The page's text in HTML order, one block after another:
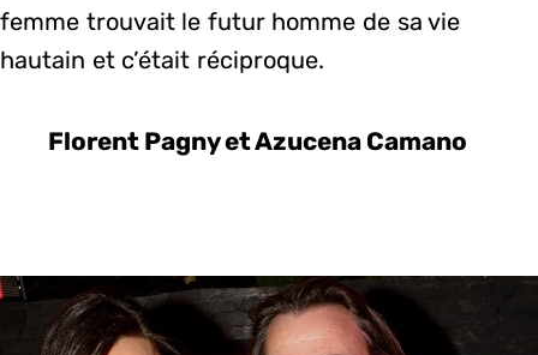
femme trouvait le futur homme de sa vie
hautain et c’était réciproque.
Florent Pagny et Azucena Camano